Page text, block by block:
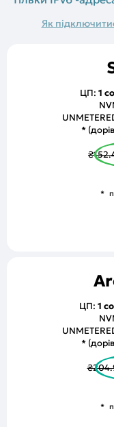
Як
ЦП: 1
*
ЦП: 1
*